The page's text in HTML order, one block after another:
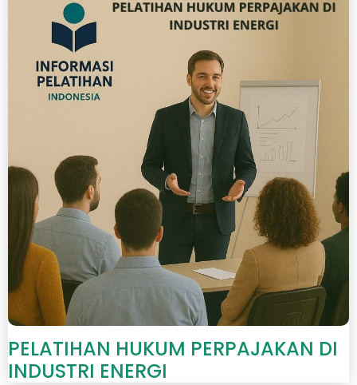
PELATIHAN HUKUM PERPAJAKAN DI
INDUSTRI ENERGI